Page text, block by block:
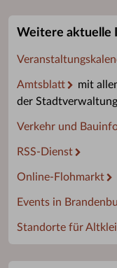
Weitere aktuelle
Amtsblatt
mit
der Stadtverwaltung
Verkehr und
RSS-Dienst
Online-Flohmarkt
Events in
Standorte für